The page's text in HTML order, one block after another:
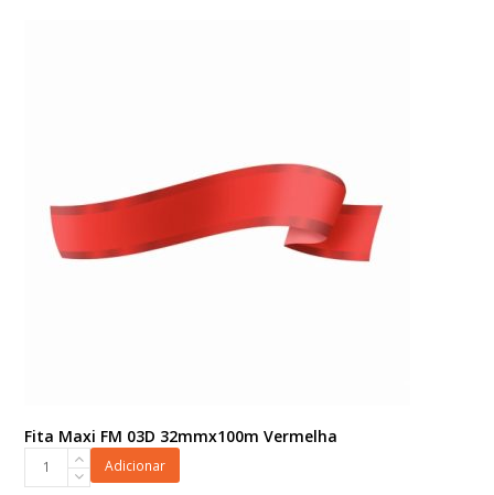
Fita Maxi FM 03D 32mmx100m Vermelha
Fita
Adicionar